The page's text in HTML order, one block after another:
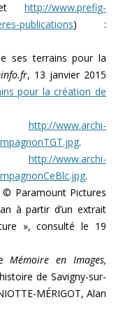
http://www.prefig-
publications) :
ses terrains pour la
, 13 janvier 2015
pour la création de
http://www.archi-
.
http://www.archi-
.
© Paramount Pictures
à partir d’un extrait
», consulté le 19
Mémoire en Images,
de Savigny-sur-
MÉRIGOT, Alan